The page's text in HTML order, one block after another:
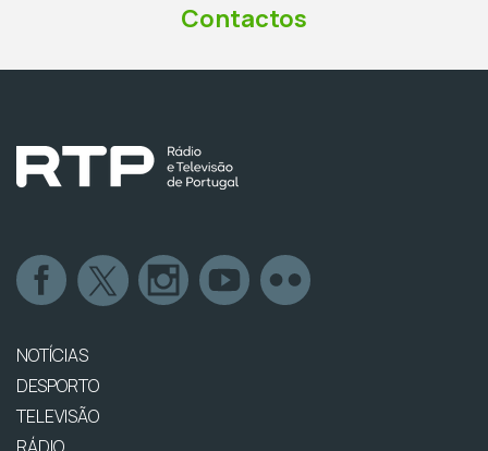
Contactos
NOTÍCIAS
DESPORTO
TELEVISÃO